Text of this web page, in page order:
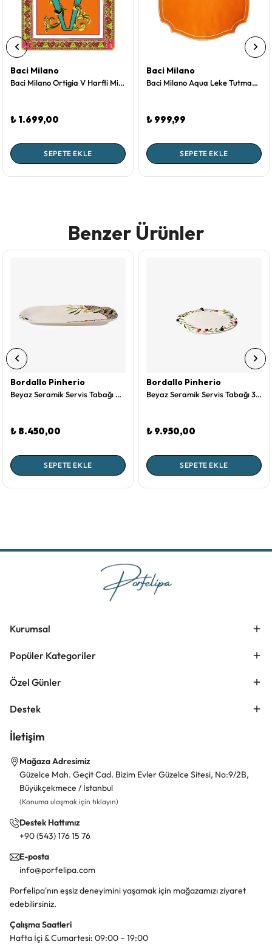
Baci Milano
Baci Milano Ortigia V Harfli Mini Tepsi 15 X 15 cm
₺ 1.699,00
SEPETE EKLE
Baci Milano
Baci Milano Aqua Leke Tutmayan Amerikan Servisi Turuncu
₺ 999,99
SEPETE EKLE
Benzer Ürünler
Bordallo Pinherio
Beyaz Seramik Servis Tabağı 40 Cm Olival Collection by Bordallo Pinheiro
₺ 8.450,00
SEPETE EKLE
Bordallo Pinherio
Beyaz Seramik Servis Tabağı 32 Cm Olival Collection by Bordallo Pinheiro
₺ 9.950,00
SEPETE EKLE
Kurumsal
Popüler Kategoriler
Özel Günler
Destek
İletişim
Mağaza Adresimiz
Güzelce Mah. Geçit Cad. Bizim Evler Güzelce Sitesi, No:9/2B,
Büyükçekmece / İstanbul
(Konuma ulaşmak için tıklayın)
Destek Hattımız
+90 (543) 176 15 76
E-posta
info@porfelipa.com
Porfelipa'nın eşsiz deneyimini yaşamak için mağazamızı ziyaret
edebilirsiniz.
Çalışma Saatleri
Hafta İçi & Cumartesi: 09:00 – 19:00